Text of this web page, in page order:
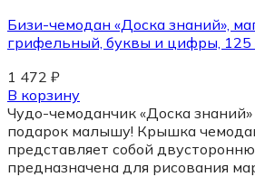
Бизи-чемодан «Доска знаний»,
грифельный, буквы и цифры, 125
1 472 ₽
В корзину
Чудо-чемоданчик «Доска
подарок малышу! Крышка
представляет собой
предназначена для рисования